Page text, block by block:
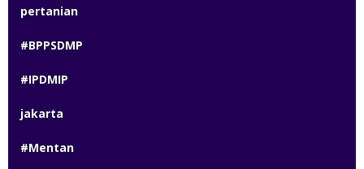
pertanian
#BPPSDMP
#IPDMIP
jakarta
#Mentan